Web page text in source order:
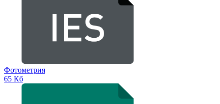
Фотометрия
65 Кб